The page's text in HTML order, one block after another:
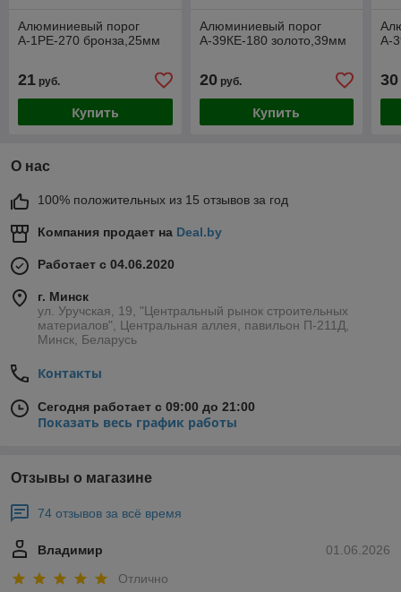
Алюминиевый порог
А-1РE-270 бронза,25мм
21 руб.
Купить
Алюминиевый порог
А-39КE-180 золото,39мм
20руб.
Купить
А-
30
О нас
100% положительных из 15 отзывов за год
Компания продает на Deal.by
Работает с 04.06.2020
г. Минск
ул. Уручская, 19, "Центральный рынок строительных
материалов", Центральная аллея, павильон П-211Д,
Минск, Беларусь
Контакты
Сегодня работает с 09:00 до 21:00
Показать весь график работы
Отзывы о магазине
74 отзывов за всё время
01.06.2026
Владимир
Отлично